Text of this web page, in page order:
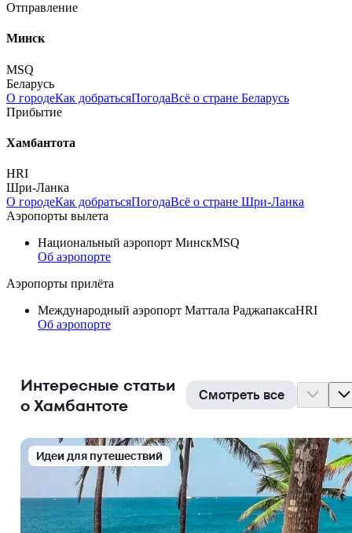
Отправление
Минск
MSQ
Беларусь
О городеКак добратьсяПогодаВсё о стране Беларусь
Прибытие
Хамбантота
HRI
Шри-Ланка
О городеКак добратьсяПогодаВсё о стране Шри-Ланка
Аэропорты вылета
Национальный аэропорт МинскMSQ
Об аэропорте
Аэропорты прилёта
Международный аэропорт Маттала РаджапаксаHRI
Об аэропорте
Интересные статьи
о Хамбантоте
Смотреть все
Идеи для путешествий